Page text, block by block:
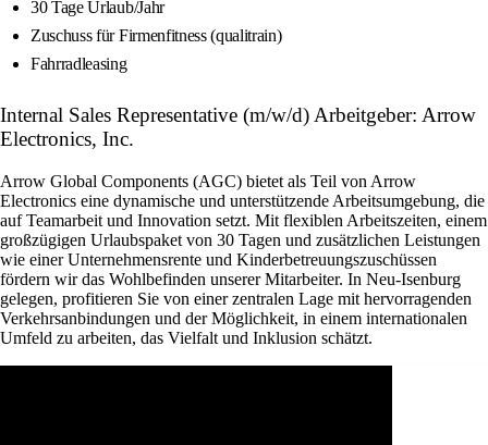
30 Tage Urlaub/Jahr
Zuschuss für Firmenfitness (qualitrain)
Fahrradleasing
Internal Sales Representative (m/w/d) Arbeitgeber: Arrow
Electronics, Inc.
Arrow Global Components (AGC) bietet als Teil von Arrow
Electronics eine dynamische und unterstützende Arbeitsumgebung, die
auf Teamarbeit und Innovation setzt. Mit flexiblen Arbeitszeiten, einem
großzügigen Urlaubspaket von 30 Tagen und zusätzlichen Leistungen
wie einer Unternehmensrente und Kinderbetreuungszuschüssen
fördern wir das Wohlbefinden unserer Mitarbeiter. In Neu-Isenburg
gelegen, profitieren Sie von einer zentralen Lage mit hervorragenden
Verkehrsanbindungen und der Möglichkeit, in einem internationalen
Umfeld zu arbeiten, das Vielfalt und Inklusion schätzt.